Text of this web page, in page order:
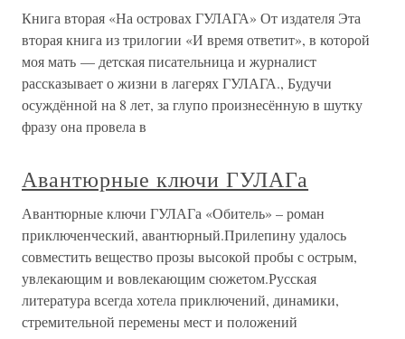
Книга вторая «На островах ГУЛАГА» От издателя Эта
вторая книга из трилогии «И время ответит», в которой
моя мать — детская писательница и журналист
рассказывает о жизни в лагерях ГУЛАГА., Будучи
осуждённой на 8 лет, за глупо произнесённую в шутку
фразу она провела в
Авантюрные ключи ГУЛАГа
Авантюрные ключи ГУЛАГа «Обитель» – роман
приключенческий, авантюрный.Прилепину удалось
совместить вещество прозы высокой пробы с острым,
увлекающим и вовлекающим сюжетом.Русская
литература всегда хотела приключений, динамики,
стремительной перемены мест и положений